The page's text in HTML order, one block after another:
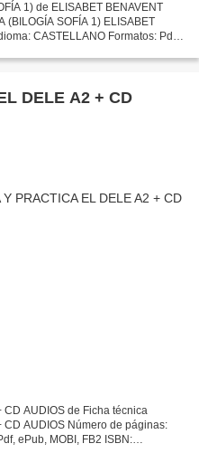
1) de ELISABET BENAVENT
(BILOGÍA SOFÍA 1) ELISABET
CASTELLANO Formatos: Pdf,
DELE A2 + CD
CD AUDIOS de Ficha técnica
CD AUDIOS Número de páginas:
ePub, MOBI, FB2 ISBN: